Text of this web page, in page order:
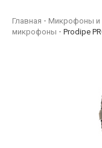
Главная Микрофоны и
микрофоны
Prodipe